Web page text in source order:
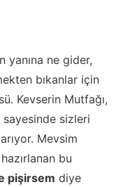
yanına ne gider,
bıkanlar için
Kevserin Mutfağı,
sayesinde sizleri
Mevsim
bu
pişirsem diye